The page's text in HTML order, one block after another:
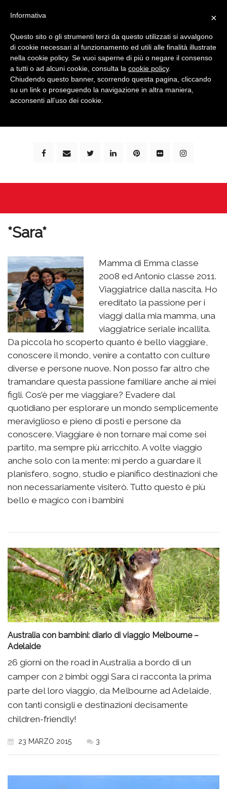
bimbi e viaggi - family travel blog: community #1 in
*Sara*
Mamma di Emma classe
2008 ed Antonio classe 2011.
Viaggiatrice dalla nascita. Ho
ereditato la passione per i
viaggi dalla mia mamma, una
viaggiatrice seriale incallita.
Da piccola ho scoperto quanto è bello viaggiare,
conoscere il mondo, venire a contatto con culture
diverse e persone nuove. Non posso far altro che
tramandare questa passione familiare anche ai miei
figli. Cos’è per me viaggiare? Evadere dal
quotidiano per esplorare un mondo semplicemente
meraviglioso e pieno di posti e persone da
conoscere. Viaggiare è non tornare mai come sei
partito, ma sempre più arricchito. A volte viaggio
anche solo con la mente: mi perdo a guardare il
planisfero, sogno, studio e pianifico destinazioni che
non necessariamente visiterò. Tutto questo è più
bello e magico con i bambini
Australia con bambini: diario di viaggio Melbourne –
Adelaide
26 giorni on the road in Australia a bordo di un
camper con 2 bimbi: oggi Sara ci racconta la prima
parte del loro viaggio, da Melbourne ad Adelaide,
con tanti consigli e destinazioni decisamente
children-friendly!
23 MARZO 2015 3
×
Informativa
Questo sito o gli strumenti terzi da questo utilizzati si avvalgono
di cookie necessari al funzionamento ed utili alle finalità illustrate
nella cookie policy. Se vuoi saperne di più o negare il consenso
a tutti o ad alcuni cookie, consulta la cookie policy.
Chiudendo questo banner, scorrendo questa pagina, cliccando
su un link o proseguendo la navigazione in altra maniera,
acconsenti all’uso dei cookie.